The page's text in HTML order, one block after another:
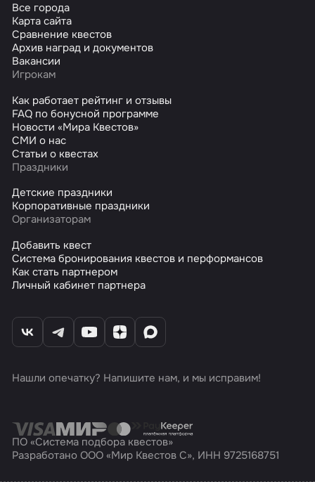
Все города
Карта сайта
Сравнение квестов
Архив наград и документов
Вакансии
Игрокам
Как работает рейтинг и отзывы
FAQ по бонусной программе
Новости «Мира Квестов»
СМИ о нас
Статьи о квестах
Праздники
Детские праздники
Корпоративные праздники
Организаторам
Добавить квест
Система бронирования квестов и перформансов
Как стать партнером
Личный кабинет партнера
Нашли опечатку? Напишите нам, и мы исправим!
ПО «Система подбора квестов»
Разработано ООО «Мир Квестов С», ИНН 9725168751